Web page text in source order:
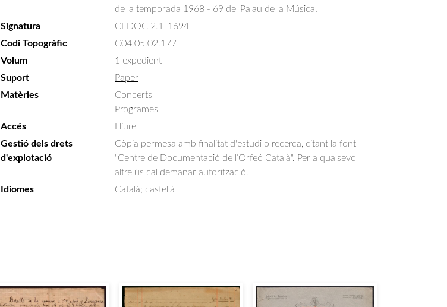
de la temporada 1968 - 69 del Palau de la Música.
Signatura
CEDOC 2.1_1694
Codi Topogràfic
C04.05.02.177
Volum
1 expedient
Suport
Paper
Matèries
Concerts
Programes
Accés
Lliure
Gestió dels drets
d'explotació
Còpia permesa amb finalitat d'estudi o recerca, citant la font
"Centre de Documentació de l’Orfeó Català". Per a qualsevol
altre ús cal demanar autorització.
Idiomes
Català; castellà